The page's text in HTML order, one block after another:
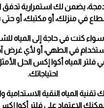
يضمن لك استمرارية تدفق
في منزلك، أو مكتبك، أو
سواء كنت في حاجة إلى المياه
في الطهي، أو لأي غرض
فلتر المياه أكوا إكس الحل
احتياجاتك.
تقنية المياه النقية الاستدامية
الاعتماد على فلتر أكوا إكس